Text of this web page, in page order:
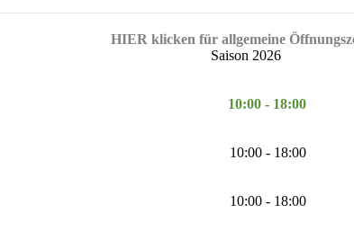
HIER klicken für allgemeine
Saison 2026
10:00 - 18:00
10:00 - 18:00
10:00 - 18:00